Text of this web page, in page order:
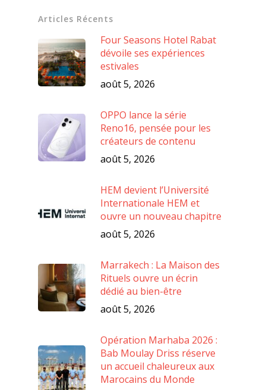
Articles Récents
Four Seasons Hotel Rabat
dévoile ses expériences
estivales
août 5, 2026
OPPO lance la série
Reno16, pensée pour les
créateurs de contenu
août 5, 2026
HEM devient l’Université
Internationale HEM et
ouvre un nouveau chapitre
août 5, 2026
Marrakech : La Maison des
Rituels ouvre un écrin
dédié au bien-être
août 5, 2026
Opération Marhaba 2026 :
Bab Moulay Driss réserve
un accueil chaleureux aux
Marocains du Monde